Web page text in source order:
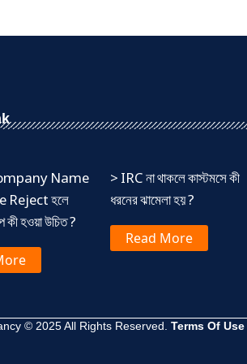
Name
Reject হলে
কী হওয়া উচিত ?
> IRC না থাকলে কাস্টমসে কী
ধরনের ঝামেলা হয় ?
Read More
© 2025 All Rights Reserved. Terms Of Use